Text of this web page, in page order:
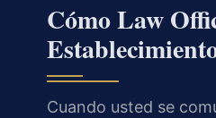
Cómo Law
Cuando usted se